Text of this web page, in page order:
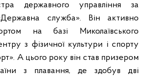
державного управління за
служба». Він активно
на базі Миколаївського
з фізичної культури і спорту
А цього року він став призером
з плавання, де здобув дві